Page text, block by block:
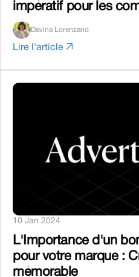
impératif pour les
Davina Lorenzano
Lire l'article arrow_outward
10 Jan 2024
L'Importance d'un
pour votre marque :
mémorable